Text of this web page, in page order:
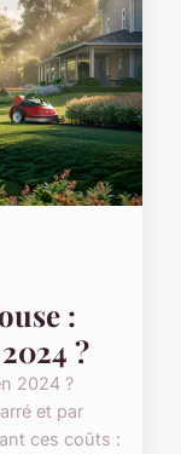
:
?
2024 ?
et par
ces coûts :